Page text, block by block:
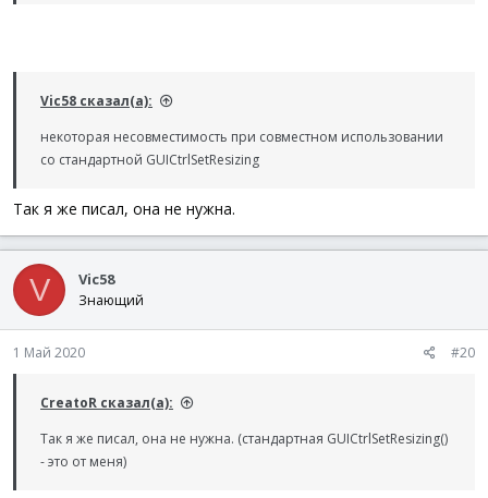
Vic58 сказал(а):
некоторая несовместимость при совместном использовании
со стандартной GUICtrlSetResizing
Так я же писал, она не нужна.
V Vic58
Знающий
1 Май 2020 #20
CreatoR сказал(а):
Так я же писал, она не нужна. (стандартная GUICtrlSetResizing()
- это от меня)